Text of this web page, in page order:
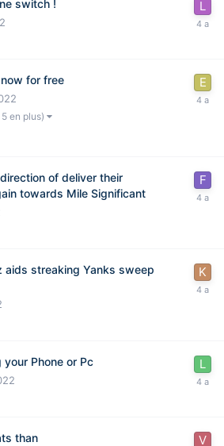
switch !
for free
en plus)
of deliver their
towards Mile Significant
aids streaking Yanks sweep
your Phone or Pc
than